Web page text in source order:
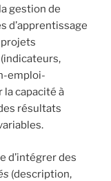
gestion de
d’apprentissage
emploi-
la capacité à
résultats
d’intégrer des
(description,